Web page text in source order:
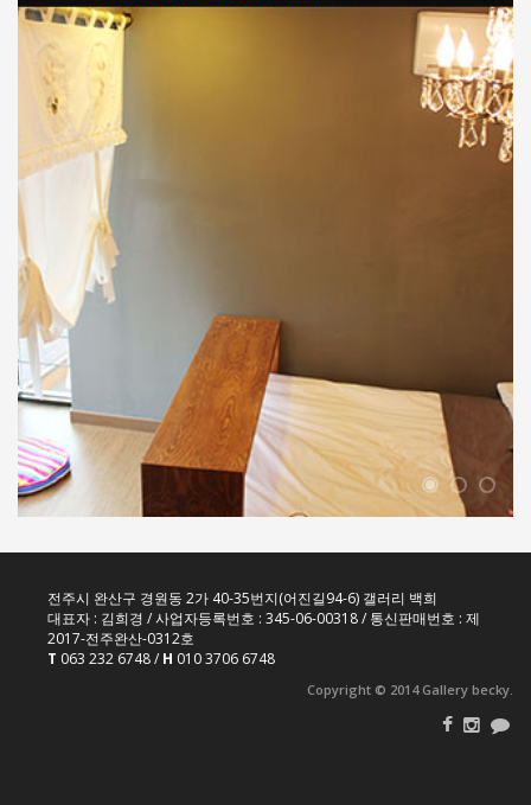
전주시 완산구 경원동 2가 40-35번지(어진길94-6) 갤러리 백희
대표자 : 김희경 / 사업자등록번호 : 345-06-00318 / 통신판매번호 : 제
2017-전주완산-0312호
T 063 232 6748 / H 010 3706 6748
Copyright © 2014 Gallery becky.